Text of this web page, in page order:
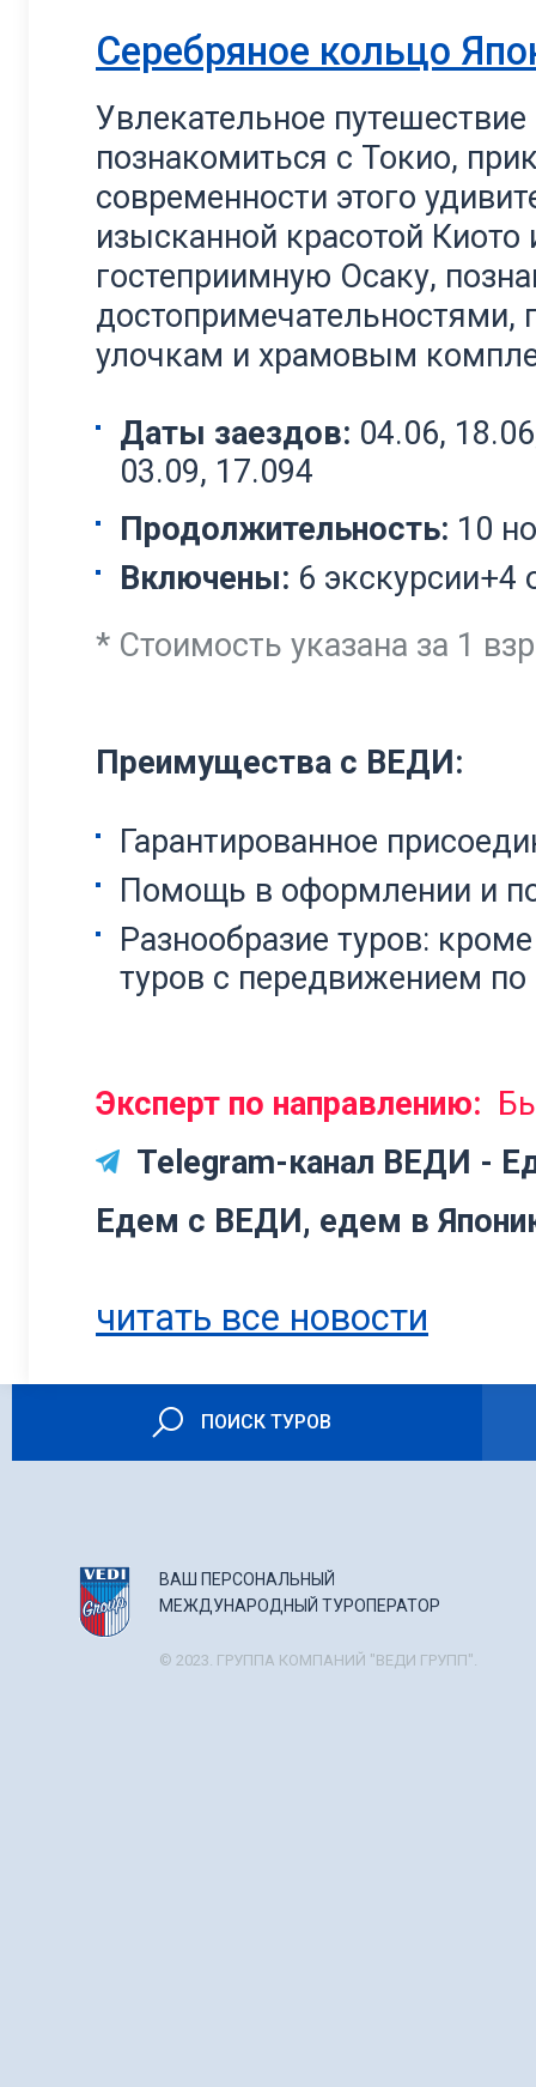
Серебряное кольцо
Увлекательное
познакомиться с Токио,
современности этого
изысканной красотой
гостеприимную Осаку,
достопримечательностями,
улочкам и храмовым
Даты заездов: 04.06,
03.09, 17.094
Продолжительность: 10
Включены: 6 экскурсии+4
* Стоимость указана за 1
Преимущества с ВЕДИ:
Гарантированное
Помощь в оформлении и
Разнообразие туров:
туров с передвижением по
Эксперт по направлению:
Telegram-канал ВЕДИ -
Едем с ВЕДИ, едем в
читать все новости
ПОИСК ТУРОВ
ВАШ ПЕРСОНАЛЬНЫЙ
МЕЖДУНАРОДНЫЙ ТУРОПЕРАТОР
© 2023. ГРУППА КОМПАНИЙ "ВЕДИ ГРУПП".